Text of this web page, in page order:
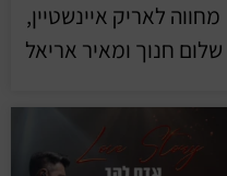
מחווה לאריק איינשטיין,
שלום חנוך ומאיר אריאל